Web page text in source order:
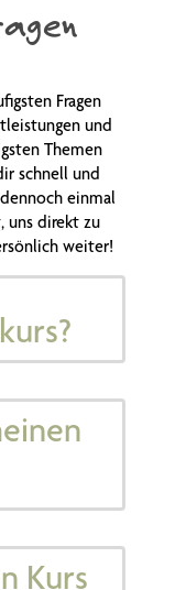
Fragen
und
Themen
schnell und
einmal
uns direkt zu
weiter!
Kurs